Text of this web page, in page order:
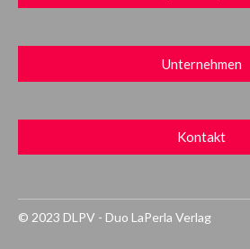
Unternehmen
Kontakt
© 2023 DLPV - Duo LaPerla Verlag